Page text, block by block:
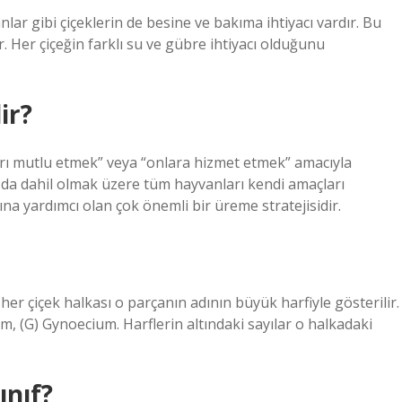
gibi çiçeklerin de besine ve bakıma ihtiyacı vardır. Bu
çiçeğin farklı su ve gübre ihtiyacı olduğunu
mutlu etmek” veya “onlara hizmet etmek” amacıyla
dahil olmak üzere tüm hayvanları kendi amaçları
yardımcı olan çok önemli bir üreme stratejisidir.
çiçek halkası o parçanın adının büyük harfiyle gösterilir.
(G) Gynoecium. Harflerin altındaki sayılar o halkadaki